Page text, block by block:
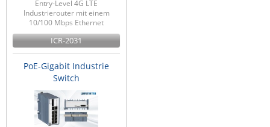
Entry-Level 4G LTE
Industrierouter mit einem
10/100 Mbps Ethernet
ICR-2031
PoE-Gigabit Industrie
Switch